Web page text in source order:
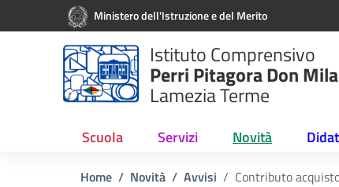
Vai ai contenuti
Vai al menu di navigazioneMinistero dell'Istruzione e del Merito
Istituto Comprensivo
Perri Pitagora Don
Lamezia Terme
Scuola Servizi Novità
Home Novità Avvisi Contributo